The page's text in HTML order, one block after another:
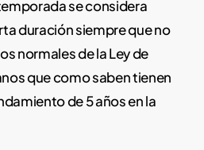
se considera
duración siempre que no
normales de la Ley de
que como saben tienen
de 5 años en la